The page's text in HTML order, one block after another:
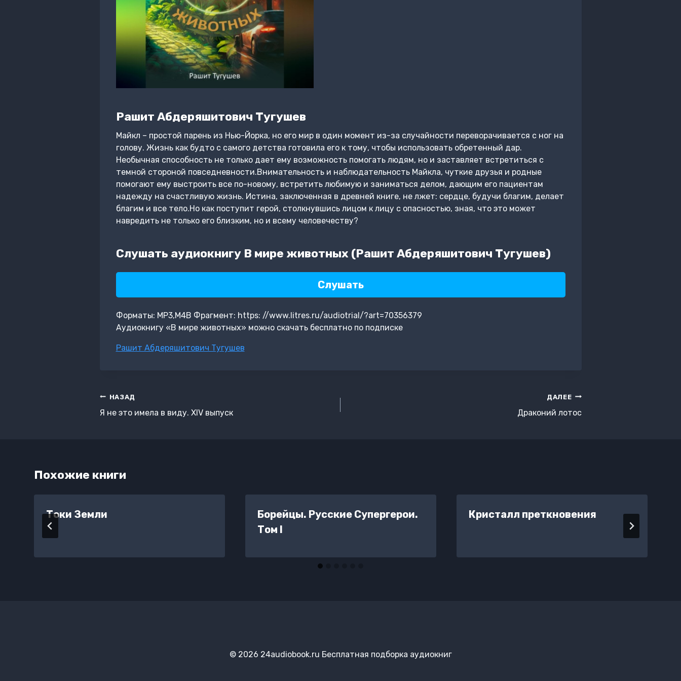
Рашит Абдеряшитович Тугушев
Майкл – простой парень из Нью-Йорка, но его мир в один момент из-за случайности переворачивается с ног на
голову. Жизнь как будто с самого детства готовила его к тому, чтобы использовать обретенный дар.
Необычная способность не только дает ему возможность помогать людям, но и заставляет встретиться с
темной стороной повседневности.Внимательность и наблюдательность Майкла, чуткие друзья и родные
помогают ему выстроить все по-новому, встретить любимую и заниматься делом, дающим его пациентам
надежду на счастливую жизнь. Истина, заключенная в древней книге, не лжет: сердце, будучи благим, делает
благим и все тело.Но как поступит герой, столкнувшись лицом к лицу с опасностью, зная, что это может
навредить не только его близким, но и всему человечеству?
Слушать аудиокнигу В мире животных (Рашит Абдеряшитович Тугушев)
Слушать
Форматы: MP3,M4B Фрагмент: https: //www.litres.ru/audiotrial/?art=70356379
Аудиокнигу «В мире животных» можно скачать бесплатно по подписке
Метки
Рашит Абдеряшитович Тугушев
Навигация
по
НАЗАД
Я не это имела в виду. XIV выпуск
ДАЛЕЕ
Драконий лотос
Похожие книги
Токи Земли
Борейцы. Русские Супергерои.
Том I
Кристалл преткновения
© 2026 24audiobook.ru Бесплатная подборка аудиокниг